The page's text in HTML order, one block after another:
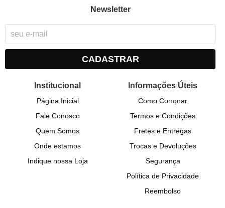
Newsletter
CADASTRAR
Institucional
Página Inicial
Fale Conosco
Quem Somos
Onde estamos
Indique nossa Loja
Informações Úteis
Como Comprar
Termos e Condições
Fretes e Entregas
Trocas e Devoluções
Segurança
Política de Privacidade
Reembolso